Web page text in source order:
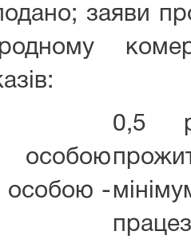
заяви
особою
особою -
0,5